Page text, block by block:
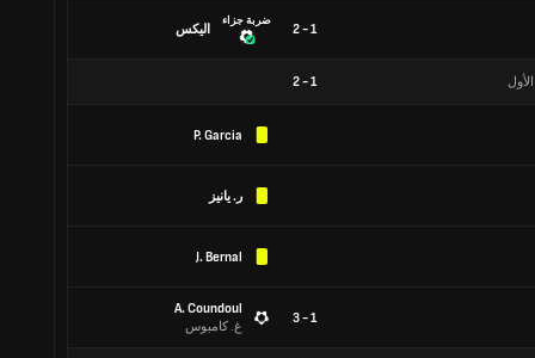
1 - 2
ضربة جزاء
اليكس
1
-
2
P. Garcia
ر. يانيز
J. Bernal
1 - 3
A. Coundoul
غ. كامبوس